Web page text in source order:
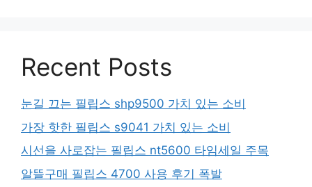
Recent Posts
눈길 끄는 필립스 shp9500 가치 있는 소비
가장 핫한 필립스 s9041 가치 있는 소비
시선을 사로잡는 필립스 nt5600 타임세일 주목
알뜰구매 필립스 4700 사용 후기 폭발